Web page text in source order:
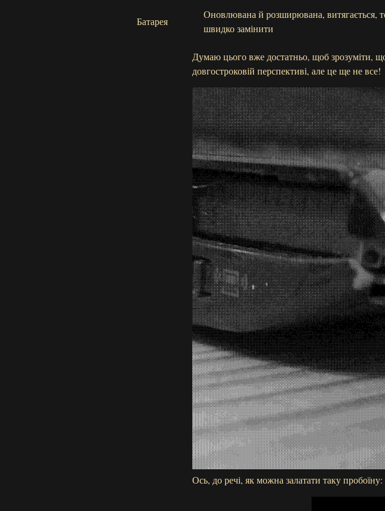
Батарея
Оновлювана й розширювана, витягається,
швидко замінити
Думаю цього вже достатньо, щоб зрозуміти,
довгостроковій перспективі, але це ще не все!
Ось, до речі, як можна залатати таку пробоїну: